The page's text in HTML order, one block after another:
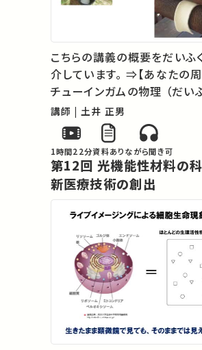
こちらの講義の概要をだいふ
介しています。 ⇒【あなたの
チューインガムの物理 （だい
講師 | 土井 正男
1時間22分資料ありながら聞き可
第12回 光機能性材料の科学：化学に基づく
新医療技術の創出